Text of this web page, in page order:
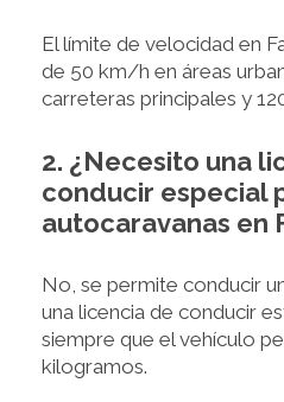
El límite de velocidad en
de 50 km/h en áreas
carreteras principales y
2. ¿Necesito una
conducir especial
autocaravanas en
No, se permite conducir
una licencia de conducir
siempre que el vehículo
kilogramos.